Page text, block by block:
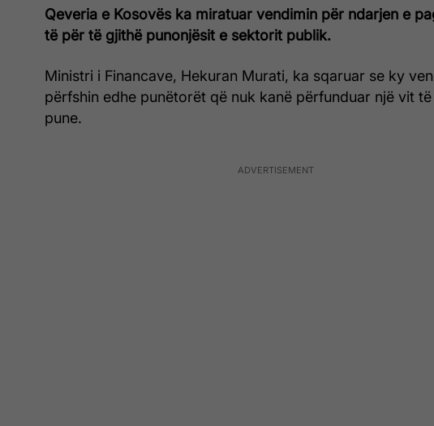
Qeveria e Kosovës ka miratuar vendimin për ndarjen e
të për të gjithë punonjësit e sektorit publik.
Ministri i Financave, Hekuran Murati, ka sqaruar se ky
përfshin edhe punëtorët që nuk kanë përfunduar një vit
pune.